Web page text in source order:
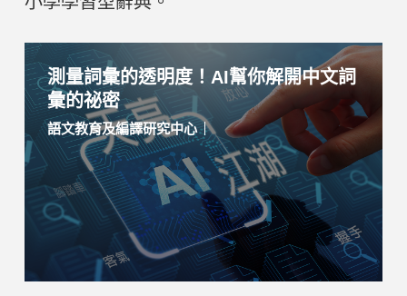
測量詞彙的透明度！AI幫你解開中文詞
彙的祕密
語文教育及編譯研究中心